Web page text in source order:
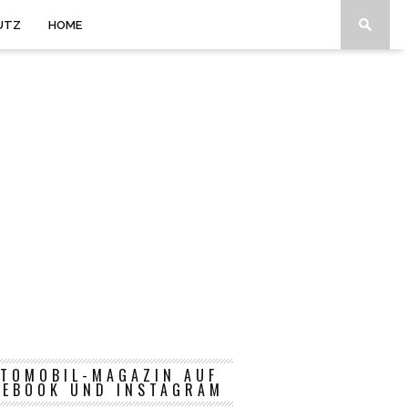
HOME
MAGAZIN AUF
UND INSTAGRAM